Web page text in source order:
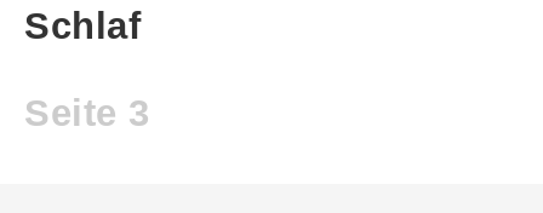
Schlaf
Seite 3